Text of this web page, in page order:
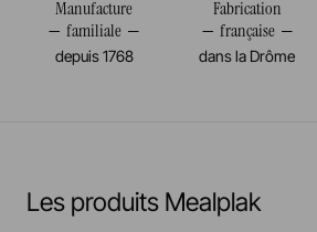
Manufacture
familiale
depuis 1768
Fabrication
française
dans la Drôme
Les produits Mealplak